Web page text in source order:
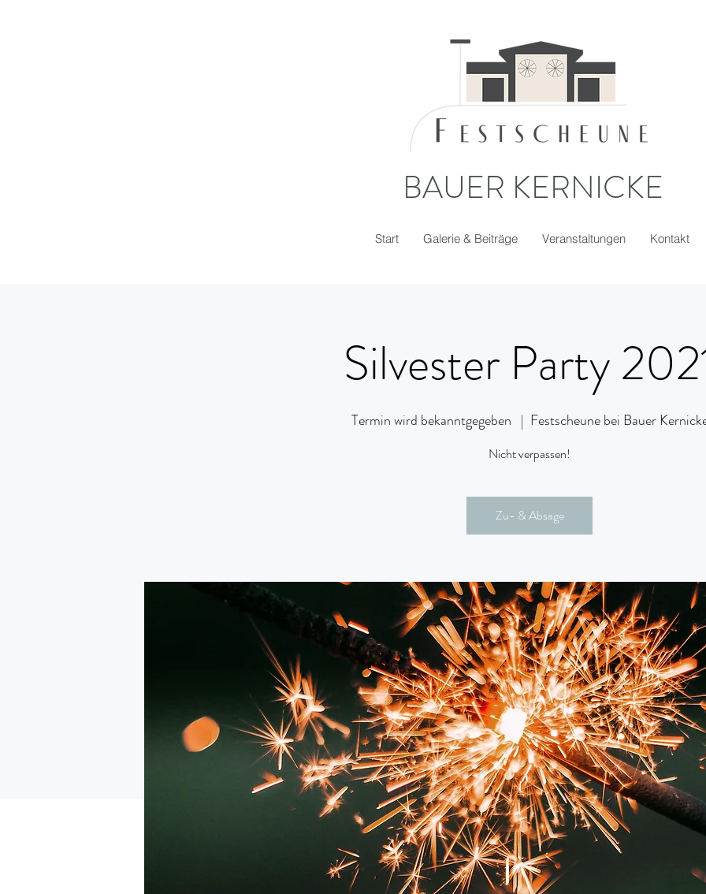
BAUER KERNICKE
Start Galerie & Beiträge Veranstaltungen Kontakt
Silvester Party
Termin wird bekanntgegeben
  |
Festscheune bei Bauer
Nicht verpassen!
Zu- & Absage